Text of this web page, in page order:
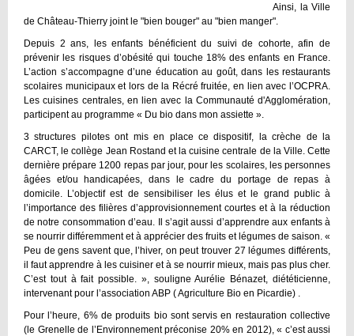
Ainsi, la Ville
de Château-Thierry joint le "bien bouger" au "bien manger".
Depuis 2 ans, les enfants bénéficient du suivi de cohorte, afin de
prévenir les risques d’obésité qui touche 18% des enfants en France.
L’action s’accompagne d’une éducation au goût, dans les restaurants
scolaires municipaux et lors de la Récré fruitée, en lien avec l’OCPRA.
Les cuisines centrales, en lien avec la Communauté d'Agglomération,
participent au programme « Du bio dans mon assiette ».
3 structures pilotes ont mis en place ce dispositif, la crèche de la
CARCT, le collège Jean Rostand et la cuisine centrale de la Ville. Cette
dernière prépare 1200 repas par jour, pour les scolaires, les personnes
âgées et/ou handicapées, dans le cadre du portage de repas à
domicile. L’objectif est de sensibiliser les élus et le grand public à
l’importance des filières d’approvisionnement courtes et à la réduction
de notre consommation d’eau. Il s’agit aussi d’apprendre aux enfants à
se nourrir différemment et à apprécier des fruits et légumes de saison. «
Peu de gens savent que, l’hiver, on peut trouver 27 légumes différents,
il faut apprendre à les cuisiner et à se nourrir mieux, mais pas plus cher.
C’est tout à fait possible. », souligne Aurélie Bénazet, diététicienne,
intervenant pour l’association ABP ( Agriculture Bio en Picardie) .
Pour l’heure, 6% de produits bio sont servis en restauration collective
(le Grenelle de l’Environnement préconise 20% en 2012), « c’est aussi